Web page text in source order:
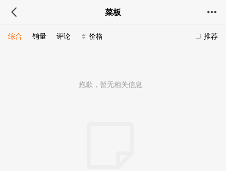
菜板
推荐
综合 销量 评论 价格
抱歉，暂无相关信息